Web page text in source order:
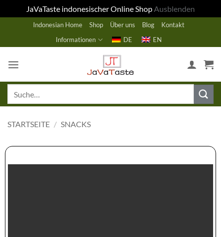
JaVaTaste indonesischer Online ShopAusblenden
springen
Indonesian Home Shop Über uns Blog
Kontakt
Informationen
DE EN
STARTSEITE / SNACKS